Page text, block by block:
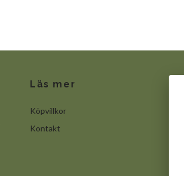
Läs mer
Köpvillkor
Kontakt